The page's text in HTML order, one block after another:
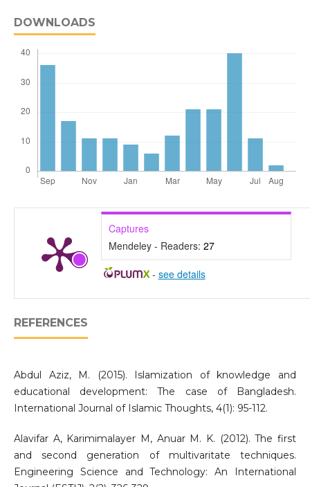
DOWNLOADS
Captures
Mendeley - Readers: 27
- see details
REFERENCES
Abdul Aziz, M. (2015). Islamization of knowledge and
educational development: The case of Bangladesh.
International Journal of Islamic Thoughts, 4(1): 95-112.
Alavifar A, Karimimalayer M, Anuar M. K. (2012). The first
and second generation of multivaritate techniques.
Engineering Science and Technology: An International